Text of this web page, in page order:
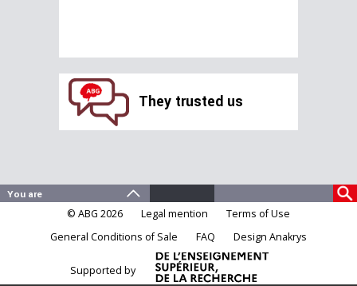
They trusted us
© ABG 2026 Legal mention
Terms of Use
General Conditions of Sale
FAQ Design Anakrys
Supported by